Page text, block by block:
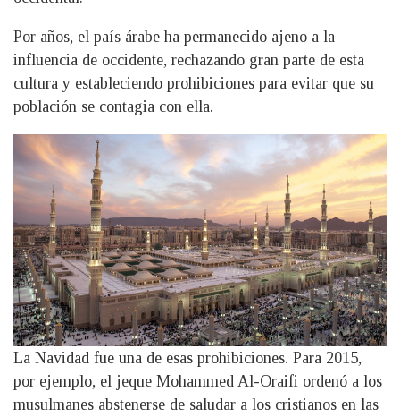
Por años, el país árabe ha permanecido ajeno a la
influencia de occidente, rechazando gran parte de esta
cultura y estableciendo prohibiciones para evitar que su
población se contagia con ella.
La Navidad fue una de esas prohibiciones. Para 2015,
por ejemplo, el jeque Mohammed Al-Oraifi ordenó a los
musulmanes abstenerse de saludar a los cristianos en las